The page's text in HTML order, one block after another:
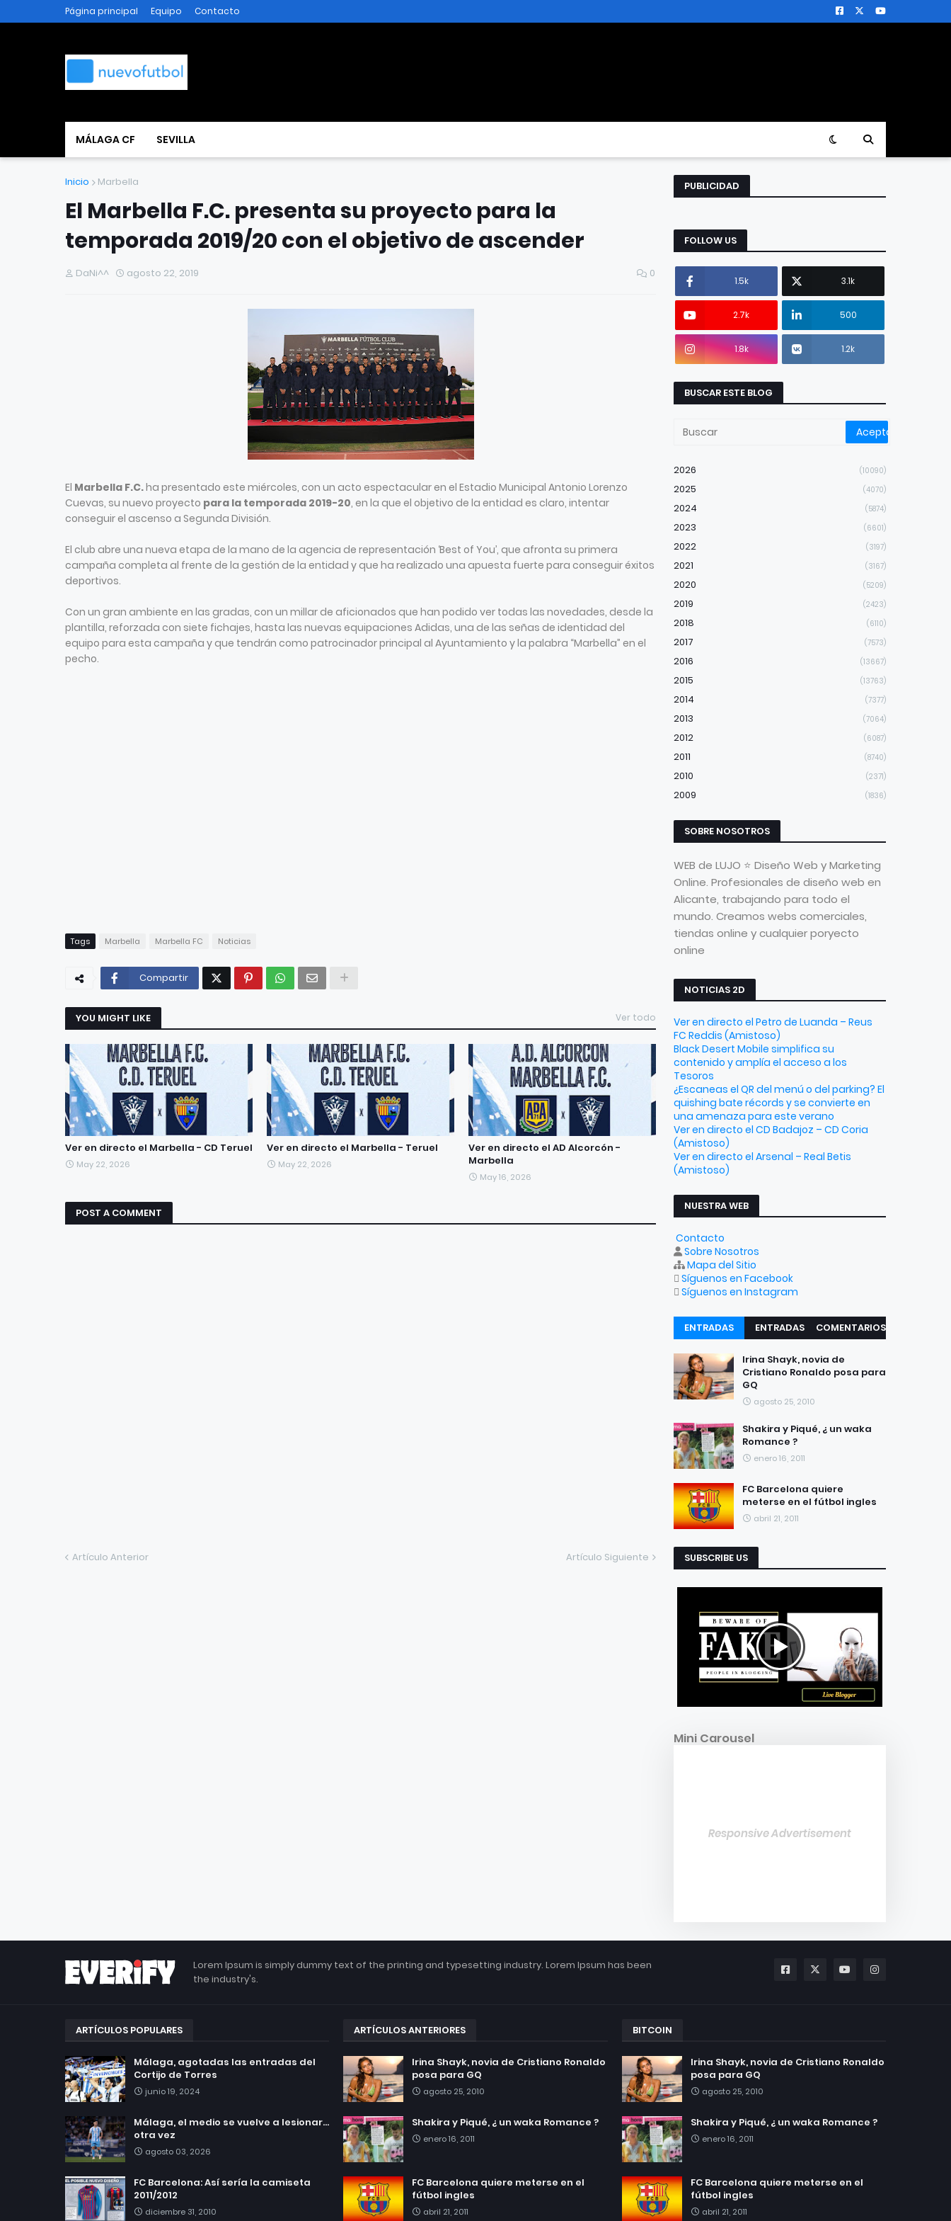
Página principal Equipo Contacto
MÁLAGA CF SEVILLA
Inicio Marbella
El Marbella F.C. presenta su proyecto para la
temporada 2019/20 con el objetivo de ascender
DaNi^^ agosto 22, 2019 0
El Marbella F.C.ha presentado este miércoles, con un acto espectacular en el Estadio Municipal Antonio Lorenzo
Cuevas, su nuevo proyecto para la temporada 2019-20, en la que el objetivo de la entidad es claro, intentar
conseguir el ascenso a Segunda División.
El club abre una nueva etapa de la mano de la agencia de representación ‘Best of You’, que afronta su primera
campaña completa al frente de la gestión de la entidad y que ha realizado una apuesta fuerte para conseguir éxitos
deportivos.
Con un gran ambiente en las gradas, con un millar de aficionados que han podido ver todas las novedades, desde la
plantilla, reforzada con siete fichajes, hasta las nuevas equipaciones Adidas, una de las señas de identidad del
equipo para esta campaña y que tendrán como patrocinador principal al Ayuntamiento y la palabra “Marbella” en el
pecho.
Tags Marbella Marbella FC Noticias
Compartir
YOU MIGHT LIKE Ver todo
Ver en directo el Marbella - CD Teruel
May 22, 2026
Ver en directo el Marbella - Teruel
May 22, 2026
Ver en directo el AD Alcorcón -
Marbella
May 16, 2026
POST A COMMENT
Artículo Anterior Artículo Siguiente
PUBLICIDAD
FOLLOW US
1.5k 3.1k
2.7k 500
1.8k 1.2k
BUSCAR ESTE BLOG
2026 (10090)
2025 (4070)
2024 (5874)
2023 (6601)
2022 (3197)
2021 (3167)
2020 (5209)
2019 (2423)
2018 (6110)
2017 (7573)
2016 (13667)
2015 (13763)
2014 (7377)
2013 (7064)
2012 (6087)
2011 (8740)
2010 (2371)
2009 (1836)
SOBRE NOSOTROS
WEB de LUJO ⭐ Diseño Web y Marketing
Online. Profesionales de diseño web en
Alicante, trabajando para todo el
mundo. Creamos webs comerciales,
tiendas online y cualquier poryecto
online
NOTICIAS 2D
Ver en directo el Petro de Luanda – Reus
FC Reddis (Amistoso)
Black Desert Mobile simplifica su
contenido y amplía el acceso a los
Tesoros
¿Escaneas el QR del menú o del parking? El
quishing bate récords y se convierte en
una amenaza para este verano
Ver en directo el CD Badajoz – CD Coria
(Amistoso)
Ver en directo el Arsenal – Real Betis
(Amistoso)
NUESTRA WEB
Contacto
Sobre Nosotros
Mapa del Sitio
Síguenos en Facebook
Síguenos en Instagram
ENTRADAS
RECIENTES
ENTRADAS
COMENTARIOS
Irina Shayk, novia de
Cristiano Ronaldo posa para
GQ
agosto 25, 2010
Shakira y Piqué, ¿ un waka
Romance ?
enero 16, 2011
FC Barcelona quiere
meterse en el fútbol ingles
abril 21, 2011
SUBSCRIBE US
Mini Carousel
Responsive Advertisement
Lorem Ipsum is simply dummy text of the printing and typesetting industry. Lorem Ipsum has been
the industry's.
ARTÍCULOS POPULARES
Málaga, agotadas las entradas del
Cortijo de Torres
junio 19, 2024
Málaga, el medio se vuelve a lesionar...
otra vez
agosto 03, 2026
FC Barcelona: Así sería la camiseta
2011/2012
diciembre 31, 2010
ARTÍCULOS ANTERIORES
Irina Shayk, novia de Cristiano Ronaldo
posa para GQ
agosto 25, 2010
Shakira y Piqué, ¿ un waka Romance ?
enero 16, 2011
FC Barcelona quiere meterse en el
fútbol ingles
abril 21, 2011
BITCOIN
Irina Shayk, novia de Cristiano Ronaldo
posa para GQ
agosto 25, 2010
Shakira y Piqué, ¿ un waka Romance ?
enero 16, 2011
FC Barcelona quiere meterse en el
fútbol ingles
abril 21, 2011